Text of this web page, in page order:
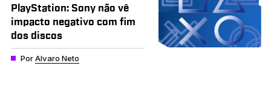
PlayStation: Sony não vê
impacto negativo com fim
dos discos
PorAlvaro Neto